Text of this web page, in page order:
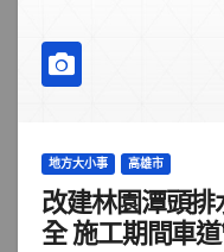
地方大小事 高雄市
改建林園潭頭
全 施工期間車